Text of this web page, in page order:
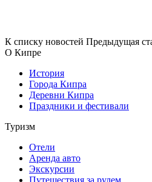
К списку новостей Предыдущая
О Кипре
История
Города Кипра
Деревни Кипра
Праздники и фестивали
Туризм
Отели
Аренда авто
Экскурсии
Путешествия за рулем